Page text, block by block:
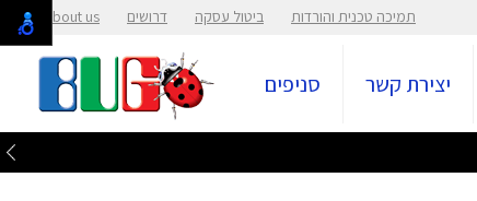
תמיכה טכנית והורדות ביטול עסקה דרושים About us
יצירת קשר סניפים